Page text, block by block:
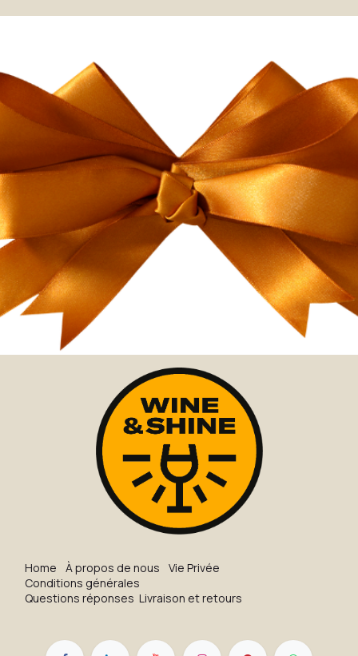
H​o​me À propos de nous
Vie Privée
Conditions générales
Questions réponses Livraison et retours